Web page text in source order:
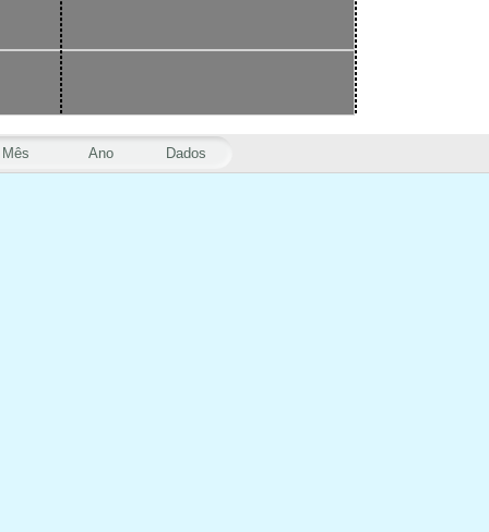
Mês Ano Dados